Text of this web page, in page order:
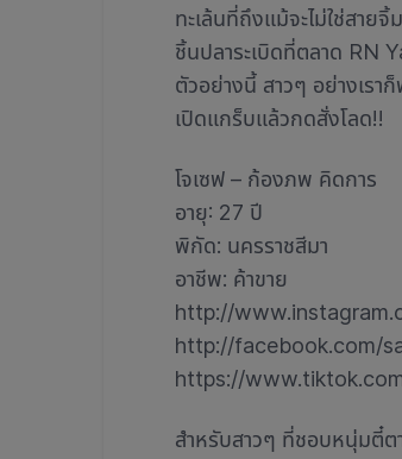
ทะเล้นที่ถึงแม้จะไม่ใช่สาย
ชิ้นปลาระเบิดที่ตลาด RN
ตัวอย่างนี้ สาวๆ อย่างเรา
เปิดแกร็บแล้วกดสั่งโลด!!
โจเซฟ – ก้องภพ คิดการ
อายุ: 27 ปี
พิกัด: นครราชสีมา
อาชีพ: ค้าขาย
http://
http://facebook.com/
https://
สำหรับสาวๆ ที่ชอบหนุ่มตี๋ต